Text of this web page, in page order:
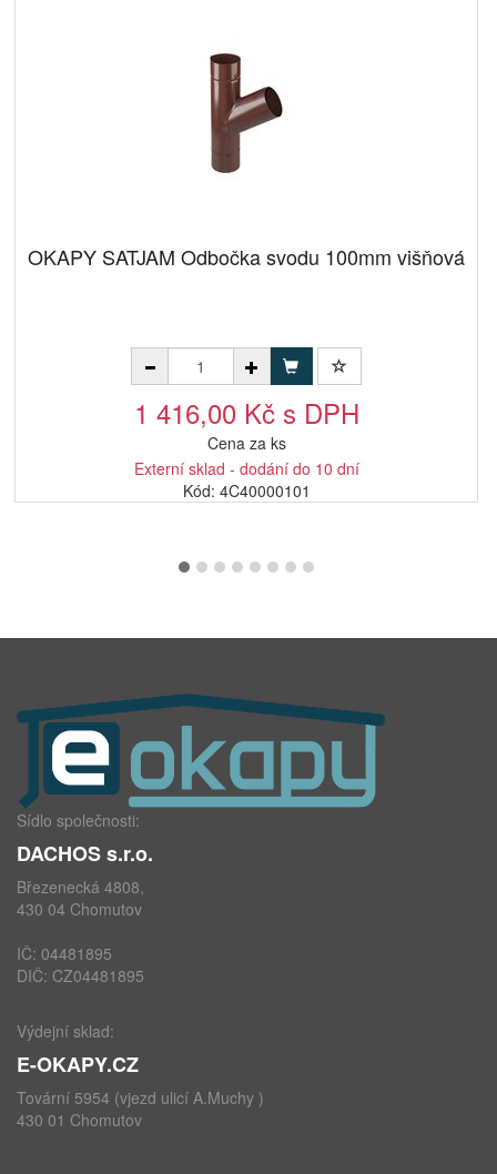
OKAPY SATJAM Odbočka svodu 100mm višňová
1 416,00 Kč s DPH
Cena za ks
Externí sklad - dodání do 10 dní
Kód: 4C40000101
Sídlo společnosti:
DACHOS s.r.o.
Březenecká 4808,
430 04 Chomutov
IČ: 04481895
DIČ: CZ04481895
Výdejní sklad:
E-OKAPY.CZ
Tovární 5954 (vjezd ulicí A.Muchy )
430 01 Chomutov